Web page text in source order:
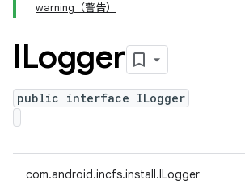
warning（警告）
ILogger
public interface ILogger
com.android.incfs.install.ILogger